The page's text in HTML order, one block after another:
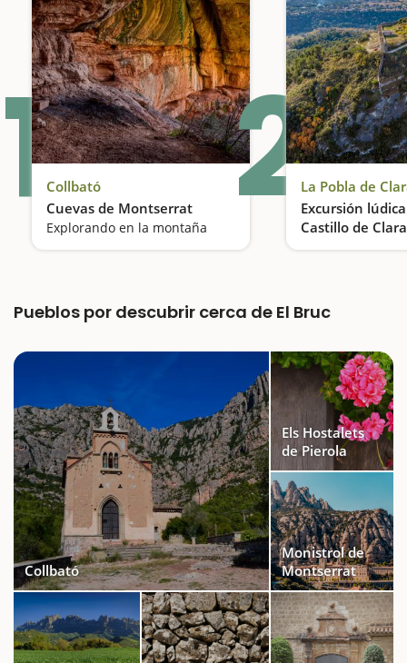
1 Collbató
Cuevas de Montserrat
Explorando en la montaña 2La Pobla de
Excursión
Castillo de
Pueblos por descubrir cerca de El Bruc
Collbató
Els Hostalets
de Pierola
Monistrol de
Montserrat